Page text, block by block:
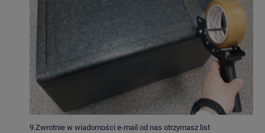
9.Zwrotnie w wiadomości e-mail od nas otrzymasz list